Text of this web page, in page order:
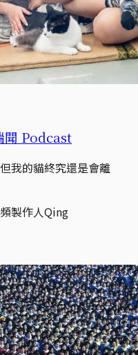
聞 Podcast
我的貓終究還是會離
製作人Qing